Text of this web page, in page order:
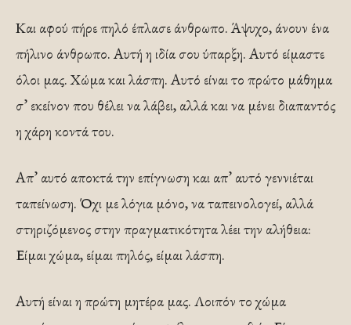
Και αφού πήρε πηλό έπλασε άνθρωπο. Άψυχο, άνουν ένα
πήλινο άνθρωπο. Αυτή η ιδία σου ύπαρξη. Αυτό είμαστε
όλοι μας. Χώμα και λάσπη. Αυτό είναι το πρώτο μάθημα
σ’ εκείνον που θέλει να λάβει, αλλά και να μένει διαπαντός
η χάρη κοντά του.
Απ’ αυτό αποκτά την επίγνωση και απ’ αυτό γεννιέται
ταπείνωση. Όχι με λόγια μόνο, να ταπεινολογεί, αλλά
στηριζόμενος στην πραγματικότητα λέει την αλήθεια:
Είμαι χώμα, είμαι πηλός, είμαι λάσπη.
Αυτή είναι η πρώτη μητέρα μας. Λοιπόν το χώμα